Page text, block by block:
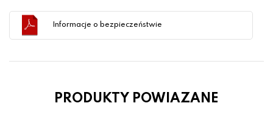
Informacje o bezpieczeństwie
PRODUKTY POWIAZANE